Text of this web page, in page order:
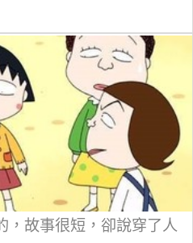
，故事很短，卻說穿了人